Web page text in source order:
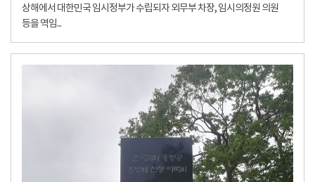
상해에서 대한민국 임시정부가 수립되자 외무부 차장, 임시의정원 의원
등을 역임...